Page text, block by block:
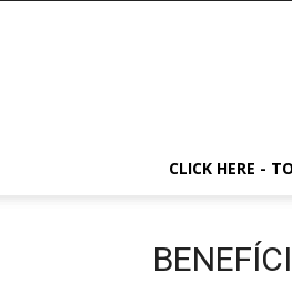
CLICK HERE -